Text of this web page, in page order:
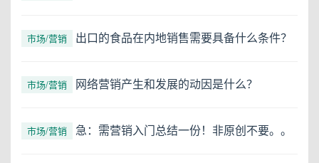
市场/营销 出口的食品在内地销售需要具备什么条件？
市场/营销 网络营销产生和发展的动因是什么？
市场/营销 急：需营销入门总结一份！非原创不要。。